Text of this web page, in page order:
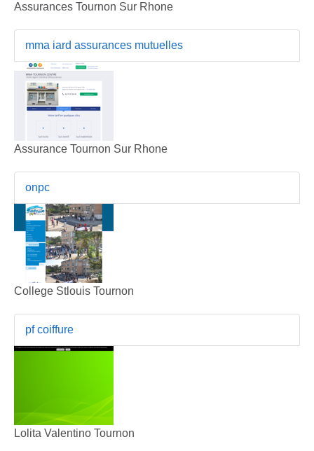
Assurances Tournon Sur Rhone
mma iard assurances mutuelles
Assurance Tournon Sur Rhone
onpc
College Stlouis Tournon
pf coiffure
Lolita Valentino Tournon